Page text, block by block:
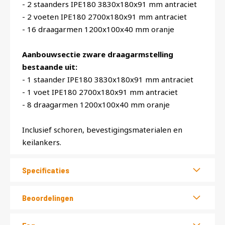
- 2 staanders IPE180 3830x180x91 mm antraciet
- 2 voeten IPE180 2700x180x91 mm antraciet
- 16 draagarmen 1200x100x40 mm oranje
Aanbouwsectie zware draagarmstelling
bestaande uit:
- 1 staander IPE180 3830x180x91 mm antraciet
- 1 voet IPE180 2700x180x91 mm antraciet
- 8 draagarmen 1200x100x40 mm oranje
Inclusief schoren, bevestigingsmaterialen en
keilankers.
Specificaties
Beoordelingen